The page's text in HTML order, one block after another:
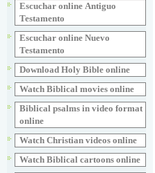
Escuchar online Аntiguo
Testamento
Escuchar online Nuevo
Testamento
Download Holy Bible online
Watch Biblical movies online
Biblical psalms in video format
online
Watch Christian videos online
Watch Biblical cartoons online